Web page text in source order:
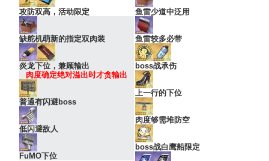
攻防双高，活动限定
缺舵机萌新的指定双肉装
炎龙下位，兼顾输出
肉度确定绝对溢出时才贪输出
普通有闪避boss
低闪避敌人
FuMO下位
鱼雷少道中泛用
鱼雷较多必带
boss战承伤
上一行的下位
肉度够需堆防空
boss战白鹰船限定